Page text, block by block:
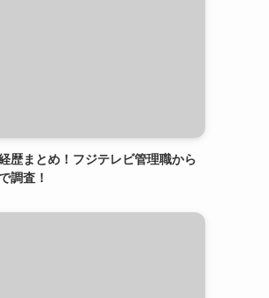
歴まとめ！フジテレビ管理職から
調査！